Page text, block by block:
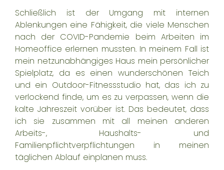
Schließlich ist der Umgang mit internen
Ablenkungen eine Fähigkeit, die viele Menschen
nach der COVID-Pandemie beim Arbeiten im
Homeoffice erlernen mussten. In meinem Fall ist
mein netzunabhängiges Haus mein persönlicher
Spielplatz, da es einen wunderschönen Teich
und ein Outdoor-Fitnessstudio hat, das ich zu
verlockend finde, um es zu verpassen, wenn die
kalte Jahreszeit vorüber ist. Das bedeutet, dass
ich sie zusammen mit all meinen anderen
Arbeits-, Haushalts- und
Familienpflichtverpflichtungen in meinen
täglichen Ablauf einplanen muss.